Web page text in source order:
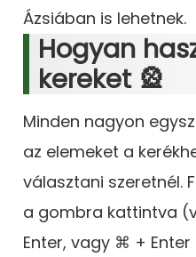
Ázsiában is lehetnek.
Hogyan
kereket 🎡
Minden nagyon
az elemeket a
választani szeretnél.
a gombra kattintva
Enter, vagy ⌘ + Enter